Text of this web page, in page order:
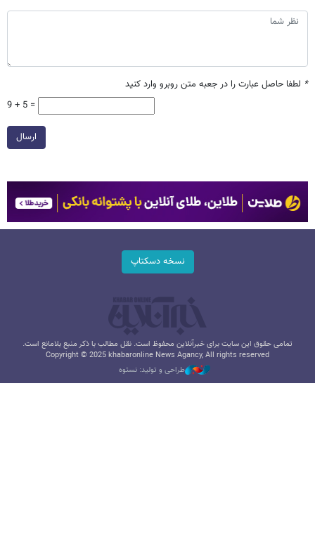
* لطفا حاصل عبارت را در جعبه متن روبرو وارد کنید
9 + 5 =
ارسال
نسخه دسکتاپ
تمامی حقوق این سایت برای خبرآنلاین محفوظ است. نقل مطالب با ذکر منبع بلامانع است.
Copyright © 2025 khabaronline News Agancy, All rights reserved
طراحی و تولید: نستوه